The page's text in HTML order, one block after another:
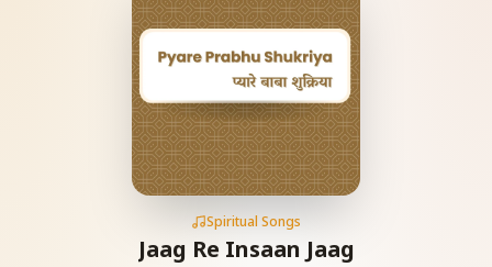
Spiritual Songs
Jaag Re Insaan Jaag